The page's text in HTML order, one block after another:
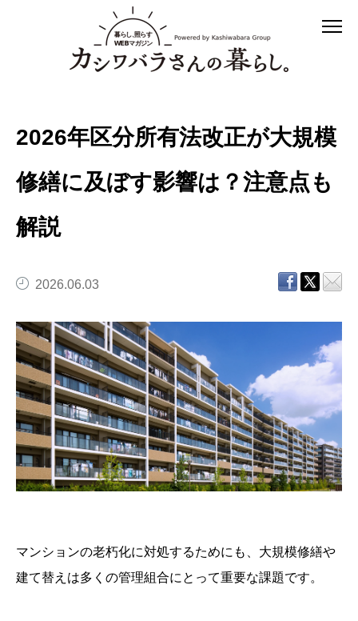
2026年区分所有法改正が大規模
修繕に及ぼす影響は？注意点も
解説
2026.06.03
マンションの老朽化に対処するためにも、大規模修繕や
建て替えは多くの管理組合にとって重要な課題です。